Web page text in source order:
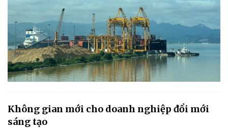
Không gian mới cho doanh nghiệp đổi mới
sáng tạo